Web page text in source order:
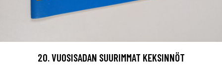
20. VUOSISADAN SUURIMMAT KEKSINNÖT